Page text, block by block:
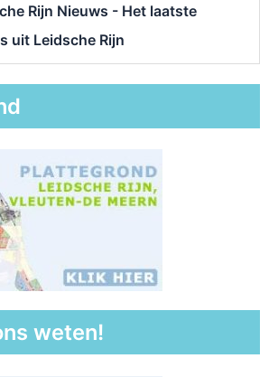
Rijn Nieuws - Het laatste
uit Leidsche Rijn
weten!